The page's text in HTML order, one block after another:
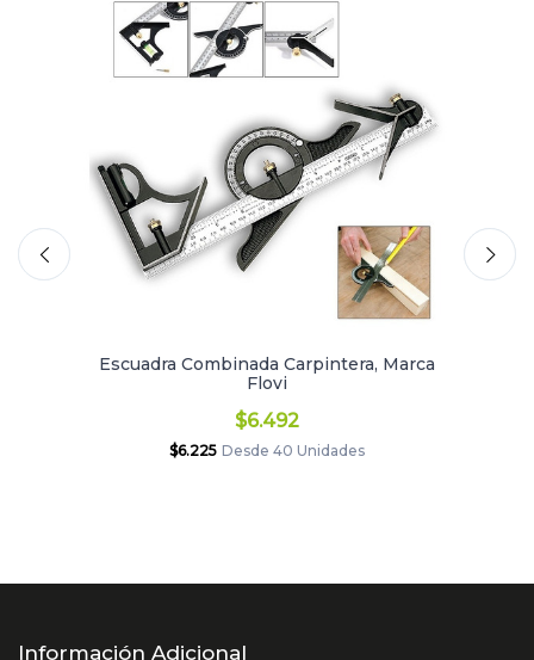
Escuadra Combinada Carpintera, Marca
Flovi
$6.492
$6.225 Desde 40 Unidades
Información Adicional